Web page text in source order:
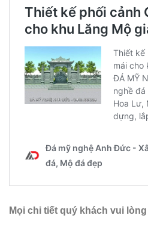
Mọi chi tiết quý khách vui